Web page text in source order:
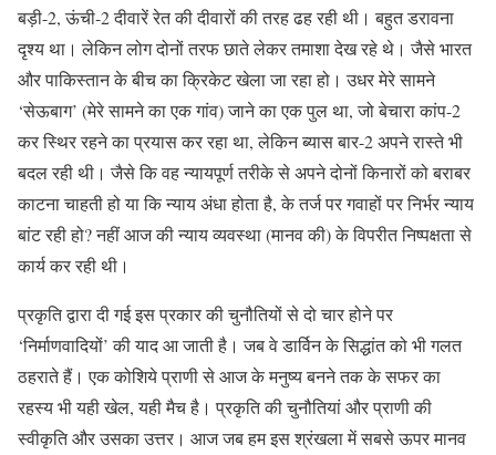
बड़ी-2, ऊंची-2 दीवारें रेत की दीवारों की तरह ढह रही थी। बहुत डरावना
दृश्य था। लेकिन लोग दोनों तरफ छाते लेकर तमाशा देख रहे थे। जैसे भारत
और पाकिस्तान के बीच का क्रिकेट खेला जा रहा हो। उधर मेरे सामने
‘सेऊबाग’ (मेरे सामने का एक गांव) जाने का एक पुल था, जो बेचारा कांप-2
कर स्थिर रहने का प्रयास कर रहा था, लेकिन ब्यास बार-2 अपने रास्ते भी
बदल रही थी। जैसे कि वह न्यायपूर्ण तरीके से अपने दोनों किनारों को बराबर
काटना चाहती हो या कि न्याय अंधा होता है, के तर्ज पर गवाहों पर निर्भर न्याय
बांट रही हो? नहीं आज की न्याय व्यवस्था (मानव की) के विपरीत निष्पक्षता से
कार्य कर रही थी।
प्रकृति द्वारा दी गई इस प्रकार की चुनौतियों से दो चार होने पर
‘निर्माणवादियों’ की याद आ जाती है। जब वे डार्विन के सिद्धांत को भी गलत
ठहराते हैं। एक कोशिये प्राणी से आज के मनुष्य बनने तक के सफर का
रहस्य भी यही खेल, यही मैच है। प्रकृति की चुनौतियां और प्राणी की
स्वीकृति और उसका उत्तर। आज जब हम इस श्रंखला में सबसे ऊपर मानव